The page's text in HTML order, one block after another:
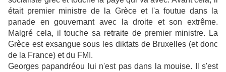
était premier ministre de la Grèce et l'a foutue dans la
panade en gouvernant avec la droite et son extrême.
Malgré cela, il touche sa retraite de premier ministre. La
Grèce est exsangue sous les diktats de Bruxelles (et donc
de la France) et du FMI.
Georges papandréou lui n'est pas dans la mouise. Il s'est